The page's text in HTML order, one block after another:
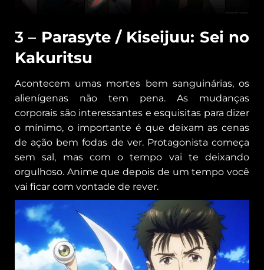
3 – Parasyte / Kiseijuu: Sei no
Kakuritsu
Acontecem umas mortes bem sanguinárias, os
alienígenas não tem pena. As mudanças
corporais são interessantes e esquisitas para dizer
o mínimo, o importante é que deixam as cenas
de ação bem fodas de ver. Protagonista começa
sem sal, mas com o tempo vai te deixando
orgulhoso. Anime que depois de um tempo você
vai ficar com vontade de rever.